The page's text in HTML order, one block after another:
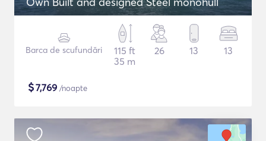
Barca de scufundări
115 ft
35 m
26 13 13
$7,769 /noapte